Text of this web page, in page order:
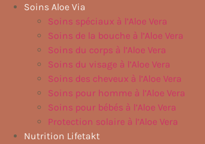
Aller
Soins Aloe Via
Soins spéciaux à l’Aloe Vera
Soins de la bouche à l’Aloe Vera
Soins du corps à l’Aloe Vera
Soins du visage à l’Aloe Vera
Soins des cheveux à l’Aloe Vera
Soins pour homme à l’Aloe Vera
Soins pour bébés à l’Aloe Vera
Protection solaire à l’Aloe Vera
Nutrition Lifetakt